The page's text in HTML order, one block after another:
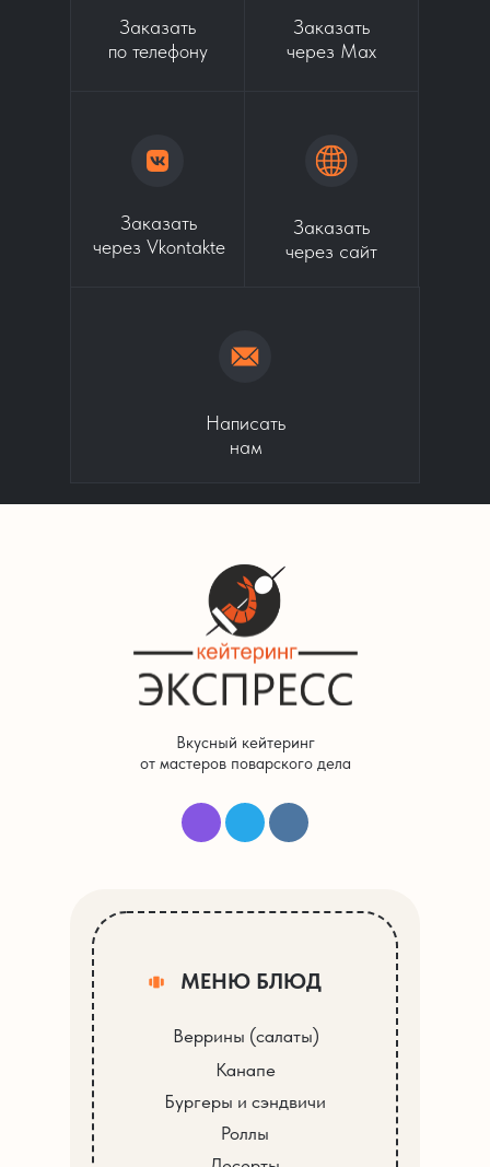
Заказать
по телефону
Заказать
через Max
Заказать
через Vkontakte
Заказать
через сайт
Написать
нам
Веррины (салаты)
Канапе
Бургеры и сэндвичи
Роллы
МЕНЮ БЛЮД
Вкусный кейтеринг
от мастеров поварского дела